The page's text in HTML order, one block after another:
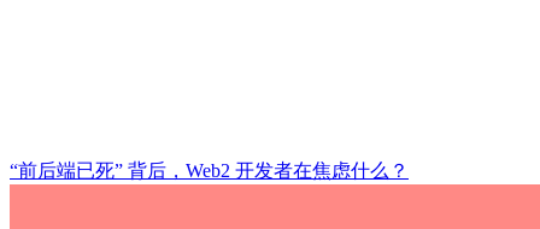
“前后端已死” 背后，Web2 开发者在焦虑什么？